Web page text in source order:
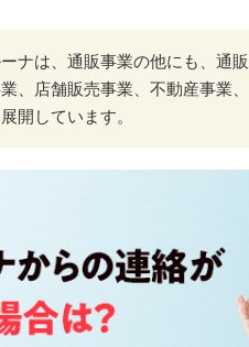
ナは、通販事業の他にも、通
、店舗販売事業、不動産事業
開しています。